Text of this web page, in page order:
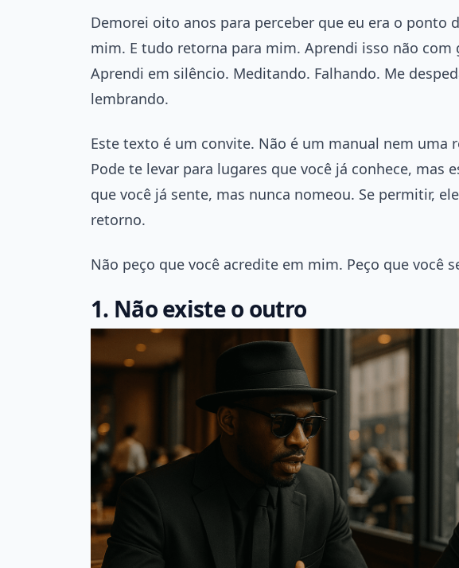
Demorei oito anos para perceber que eu era o ponto
mim. E tudo retorna para mim. Aprendi isso não
Aprendi em silêncio. Meditando. Falhando. Me
lembrando.
Este texto é um convite. Não é um manual nem uma
Pode te levar para lugares que você já conhece, mas
que você já sente, mas nunca nomeou. Se permitir,
retorno.
Não peço que você acredite em mim. Peço que você
1. Não existe o outro